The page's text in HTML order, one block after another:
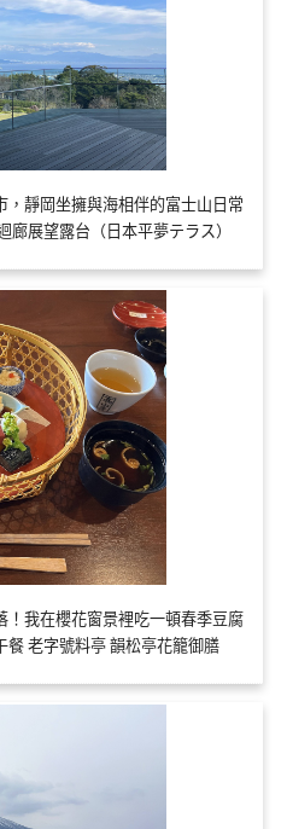
靜岡坐擁與海相伴的富士山日常
展望露台（日本平夢テラス）
！我在櫻花窗景裡吃一頓春季豆腐
老字號料亭 韻松亭花籠御膳